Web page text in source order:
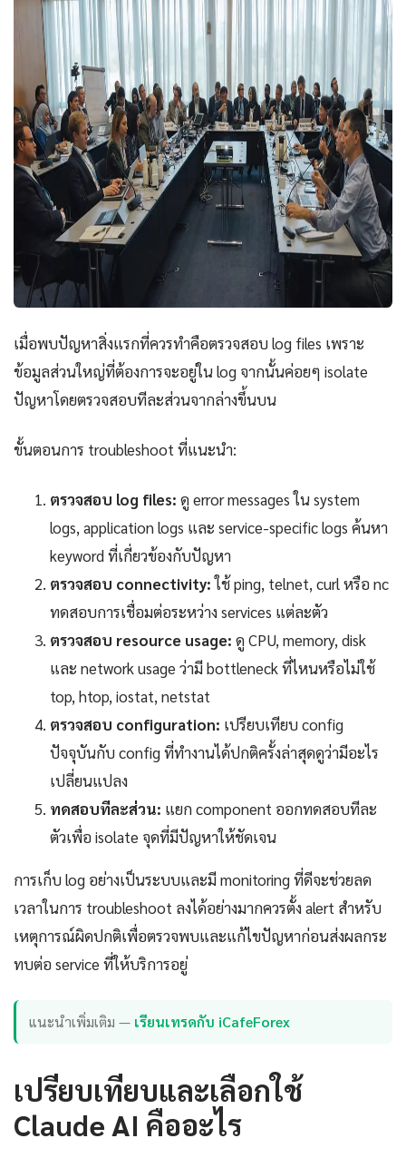
เมื่อพบปัญหาสิ่งแรกที่ควรทำคือตรวจสอบ log files เพราะ
ข้อมูลส่วนใหญ่ที่ต้องการจะอยู่ใน log จากนั้นค่อยๆ isolate
ปัญหาโดยตรวจสอบทีละส่วนจากล่างขึ้นบน
ขั้นตอนการ troubleshoot ที่แนะนำ:
ตรวจสอบ log files: ดู error messages ใน system
logs, application logs และ service-specific logs ค้นหา
keyword ที่เกี่ยวข้องกับปัญหา
ตรวจสอบ connectivity:ใช้ ping, telnet, curl หรือ nc
ทดสอบการเชื่อมต่อระหว่าง services แต่ละตัว
ตรวจสอบ resource usage: ดู CPU, memory, disk
และ network usage ว่ามี bottleneck ที่ไหนหรือไม่ใช้
top, htop, iostat, netstat
ตรวจสอบ configuration: เปรียบเทียบ config
ปัจจุบันกับ config ที่ทำงานได้ปกติครั้งล่าสุดดูว่ามีอะไร
เปลี่ยนแปลง
ทดสอบทีละส่วน: แยก component ออกทดสอบทีละ
ตัวเพื่อ isolate จุดที่มีปัญหาให้ชัดเจน
การเก็บ log อย่างเป็นระบบและมี monitoring ที่ดีจะช่วยลด
เวลาในการ troubleshoot ลงได้อย่างมากควรตั้ง alert สำหรับ
เหตุการณ์ผิดปกติเพื่อตรวจพบและแก้ไขปัญหาก่อนส่งผลกระ
ทบต่อ service ที่ให้บริการอยู่
แนะนำเพิ่มเติม — เรียนเทรดกับ iCafeForex
เปรียบเทียบและเลือกใช้
Claude AI คืออะไร